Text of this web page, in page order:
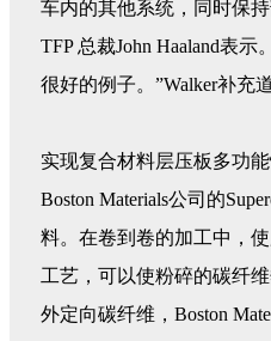
车内的其他系统，同时保
TFP 总裁John Haaland表
很好的例子。”Walker补充道
实现复合材料层压板多功
Boston Materials公司的
料。在卷到卷的加工中，
工艺，可以使粉碎的碳纤
外定向碳纤维，Boston